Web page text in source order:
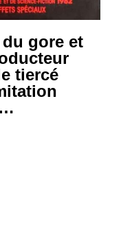
gore et
tiercé